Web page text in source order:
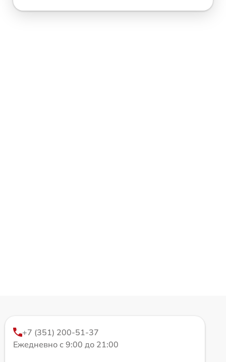
+7 (351) 200-51-37
Ежедневно с 9:00 до 21:00